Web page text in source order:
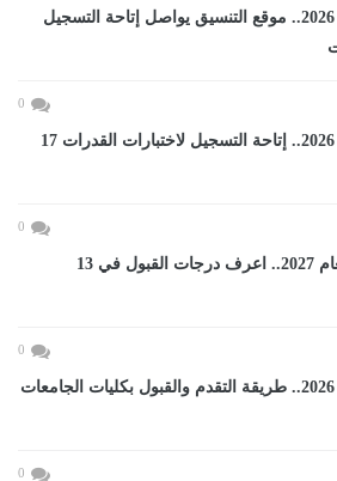
تنسيق الجامعات 2026.. موقع التنسيق يواصل إتاحة التسجيل
0
تنسيق الجامعات 2026.. إتاحة التسجيل لاختبارات القدرات 17
0
تنسيق الثانوى العام 2027.. اعرف درجات القبول في 13
0
تنسيق الجامعات 2026.. طريقة التقدم والقبول بكليات الجامعات
0